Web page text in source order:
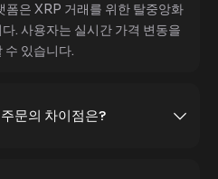
은 XRP 거래를 위한 탈중앙화
. 사용자는 실시간 가격 변동을
수 있습니다.
문의 차이점은?